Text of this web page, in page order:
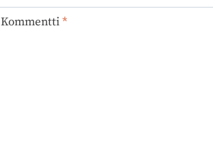
Kommentti*